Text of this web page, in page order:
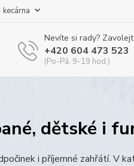
Nevíte si rady?
+420 604 473 523
(Po-Pá, 9-19 hod.)
dětské i
i příjemné zahřátí. V